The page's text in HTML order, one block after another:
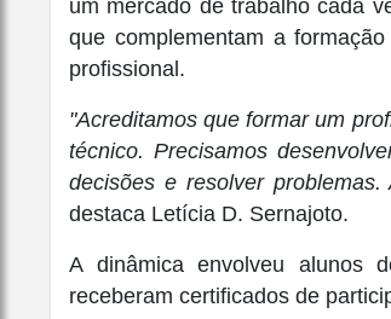
um mercado de trabalho cada
que complementam a
profissional.
"Acreditamos que formar um
técnico. Precisamos
decisões e resolver
destaca Letícia D. Sernajoto.
A dinâmica envolveu alunos
receberam certificados de